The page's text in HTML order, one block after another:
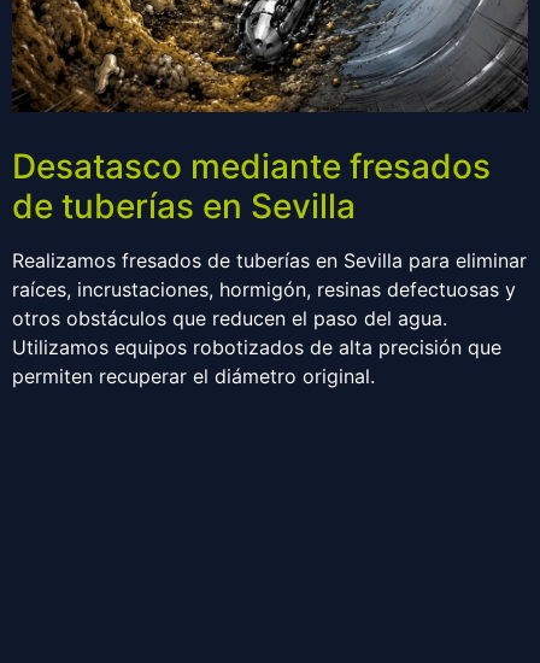
Desatasco mediante fresados
de tuberías en Sevilla
Realizamos fresados de tuberías en Sevilla para eliminar
raíces, incrustaciones, hormigón, resinas defectuosas y
otros obstáculos que reducen el paso del agua.
Utilizamos equipos robotizados de alta precisión que
permiten recuperar el diámetro original.